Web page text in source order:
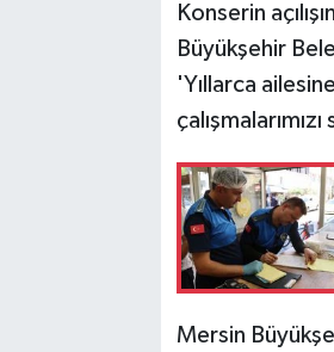
Konserin
Büyükşehir
'Yıllarca
Mersin